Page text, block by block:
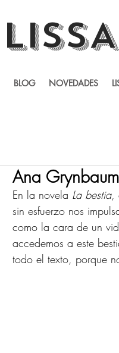
BLOG NOVEDADES
Ana
En la novela La bestia,
sin esfuerzo nos
como la cara de un
accedemos a este
todo el texto, porque